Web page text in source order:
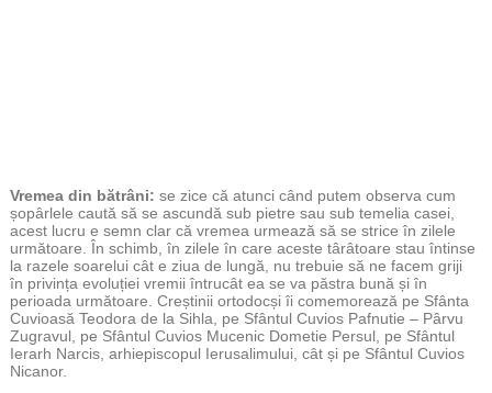
Vremea din bătrâni: se zice că atunci când putem observa cum
șopârlele caută să se ascundă sub pietre sau sub temelia casei,
acest lucru e semn clar că vremea urmează să se strice în zilele
următoare. În schimb, în zilele în care aceste târâtoare stau întinse
la razele soarelui cât e ziua de lungă, nu trebuie să ne facem griji
în privința evoluției vremii întrucât ea se va păstra bună și în
perioada următoare. Creștinii ortodocși îi comemorează pe Sfânta
Cuvioasă Teodora de la Sihla, pe Sfântul Cuvios Pafnutie – Pârvu
Zugravul, pe Sfântul Cuvios Mucenic Dometie Persul, pe Sfântul
Ierarh Narcis, arhiepiscopul Ierusalimului, cât și pe Sfântul Cuvios
Nicanor.